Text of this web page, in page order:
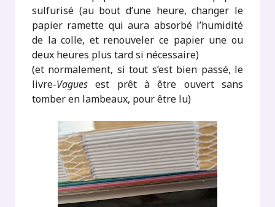
sulfurisé (au bout d’une heure, changer le
papier ramette qui aura absorbé l’humidité
de la colle, et renouveler ce papier une ou
deux heures plus tard si nécessaire)
(et normalement, si tout s’est bien passé, le
livre-Vagues est prêt à être ouvert sans
tomber en lambeaux, pour être lu)